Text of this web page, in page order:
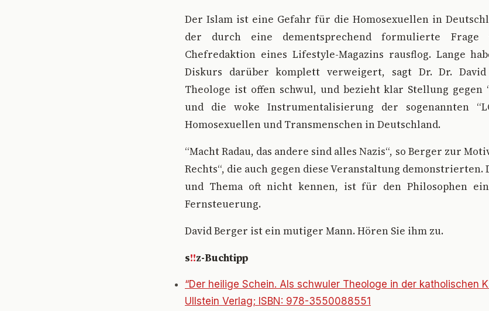
Der Islam ist eine Gefahr für die Homosexuellen in
der durch eine dementsprechend formulierte
Chefredaktion eines Lifestyle-Magazins rausflog. Lange
Diskurs darüber komplett verweigert, sagt Dr. Dr.
Theologe ist offen schwul, und bezieht klar Stellung gegen
und die woke Instrumentalisierung der sogenannten
Homosexuellen und Transmenschen in Deutschland.
“Macht Radau, das andere sind alles Nazis“, so Berger zur
Rechts“, die auch gegen diese Veranstaltung demonstrierten.
und Thema oft nicht kennen, ist für den Philosophen
Fernsteuerung.
David Berger ist ein mutiger Mann. Hören Sie ihm zu.
s!!z-Buchtipp
“Der heilige Schein. Als schwuler Theologe in der katholischen
Ullstein Verlag; ISBN: 978-3550088551